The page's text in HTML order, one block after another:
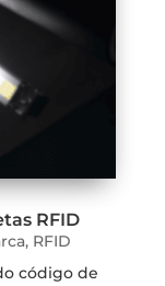
RFID
, RFID
código de